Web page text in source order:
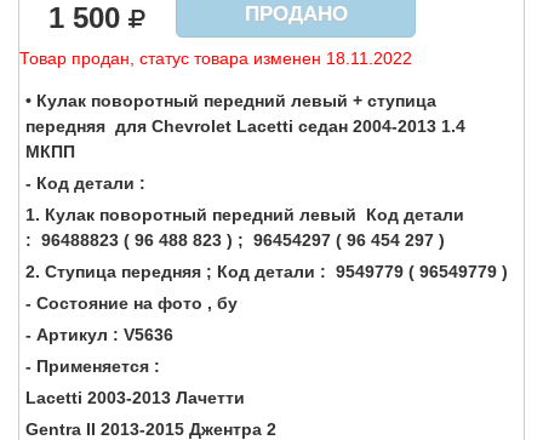
1 500 ПРОДАНО
Товар продан, статус товара изменен 18.11.2022
• Кулак поворотный передний левый + ступица
передняя для Chevrolet Lacetti седан 2004-2013 1.4
МКПП
- Код детали :
1. Кулак поворотный передний левый Код детали
: 96488823 ( 96 488 823 ) ; 96454297 ( 96 454 297 )
2. Ступица передняя ; Код детали : 9549779 ( 96549779 )
- Состояние на фото , бу
- Артикул : V5636
- Применяется :
Lacetti 2003-2013 Лачетти
Gentra II 2013-2015 Джентра 2